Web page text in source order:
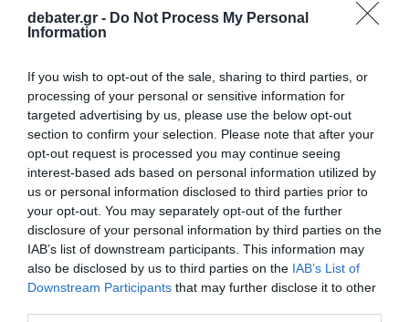
debater.gr - Do Not Process My Personal
Information
If you wish to opt-out of the sale, sharing to third parties, or
processing of your personal or sensitive information for
targeted advertising by us, please use the below opt-out
section to confirm your selection. Please note that after your
opt-out request is processed you may continue seeing
interest-based ads based on personal information utilized by
us or personal information disclosed to third parties prior to
your opt-out. You may separately opt-out of the further
disclosure of your personal information by third parties on the
IAB’s list of downstream participants. This information may
also be disclosed by us to third parties on the IAB’s List of
Downstream Participants that may further disclose it to other
ΣΧΟΛΙΑ